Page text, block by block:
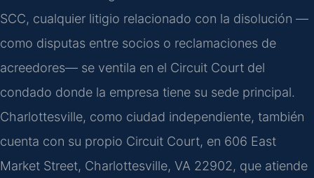
SCC, cualquier litigio relacionado con la disolución —
como disputas entre socios o reclamaciones de
acreedores— se ventila en el Circuit Court del
condado donde la empresa tiene su sede principal.
Charlottesville, como ciudad independiente, también
cuenta con su propio Circuit Court, en 606 East
Market Street, Charlottesville, VA 22902, que atiende